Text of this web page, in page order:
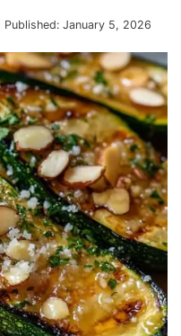
Published:January 5, 2026